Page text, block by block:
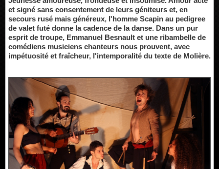
et signé sans consentement de leurs géniteurs et, en
secours rusé mais généreux, l'homme Scapin au pedigree
de valet futé donne la cadence de la danse. Dans un pur
esprit de troupe, Emmanuel Besnault et une ribambelle de
comédiens musiciens chanteurs nous prouvent, avec
impétuosité et fraîcheur, l'intemporalité du texte de Molière.